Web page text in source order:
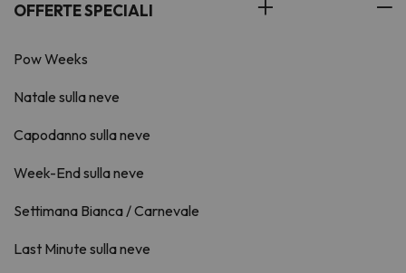
OFFERTE SPECIALI
Pow Weeks
Natale sulla neve
Capodanno sulla neve
Week-End sulla neve
Settimana Bianca / Carnevale
Last Minute sulla neve